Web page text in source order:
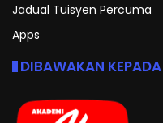
Jadual Tuisyen Percuma
Apps
DIBAWAKAN